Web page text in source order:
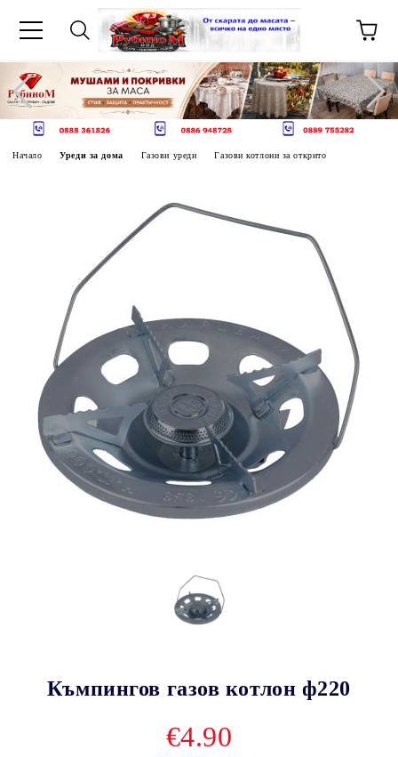
Начало Уреди за дома Газови уреди Газови котлони за открито
Къмпингов газов котлон ф220
€4.90